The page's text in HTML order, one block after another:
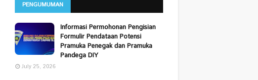
PENGUMUMAN
Informasi Permohonan Pengisian
Formulir Pendataan Potensi
Pramuka Penegak dan Pramuka
Pandega DIY
July 25, 2026